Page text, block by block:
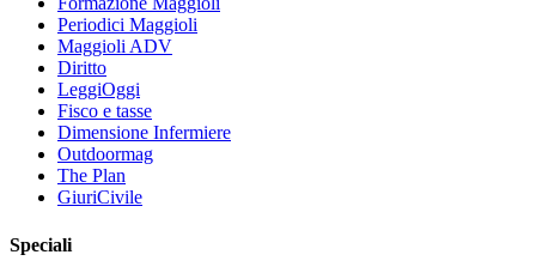
Periodici Maggioli
Maggioli ADV
Diritto
LeggiOggi
Fisco e tasse
Dimensione Infermiere
Outdoormag
The Plan
GiuriCivile
Speciali